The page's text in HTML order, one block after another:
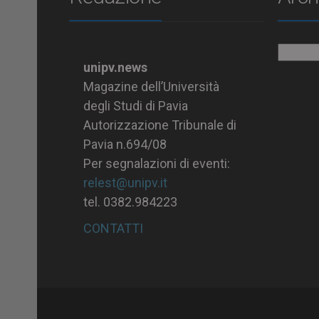
unipv.news
Magazine dell’Università
degli Studi di Pavia
Autorizzazione Tribunale di
Pavia n.694/08
Per segnalazioni di eventi:
relest@unipv.it
tel. 0382.984223
CONTATTI